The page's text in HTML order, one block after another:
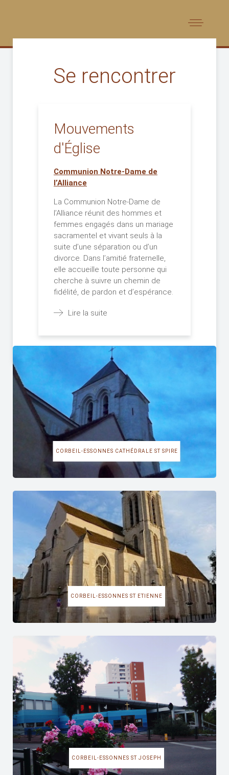
Se rencontrer
Mouvements
d'Église
Communion Notre-Dame de
l’Alliance
La Communion Notre-Dame de
l’Alliance réunit des hommes et
femmes engagés dans un mariage
sacramentel et vivant seuls à la
suite d’une séparation ou d’un
divorce. Dans l’amitié fraternelle,
elle accueille toute personne qui
cherche à suivre un chemin de
fidélité, de pardon et d’espérance.
Lire la suite
CORBEIL-ESSONNES CATHÉDRALE ST SPIRE
CORBEIL-ESSONNES ST ETIENNE
CORBEIL-ESSONNES ST JOSEPH